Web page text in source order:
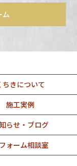
ム
ちきについて
施工実例
らせ・ブログ
ォーム相談室